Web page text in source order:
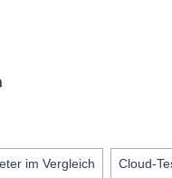
im Vergleich Cloud-